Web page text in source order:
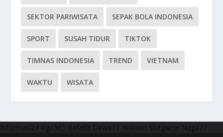
SEKTOR PARIWISATA SEPAK BOLA INDONESIA
SPORT SUSAH TIDUR TIKTOK
TIMNAS INDONESIA TREND VIETNAM
WAKTU WISATA
Informasi24 Rgo365 Rafa88 Dewa77 Hokiwin Slotgacor Naga77